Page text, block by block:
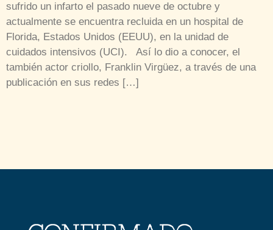
sufrido un infarto el pasado nueve de octubre y
actualmente se encuentra recluida en un hospital de
Florida, Estados Unidos (EEUU), en la unidad de
cuidados intensivos (UCI). Así lo dio a conocer, el
también actor criollo, Franklin Virgüez, a través de una
publicación en sus redes […]